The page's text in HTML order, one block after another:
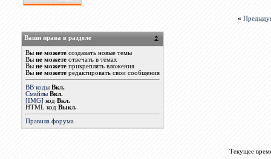
«
Ваши права в разделе
Вы не можетесоздавать новые темы
Вы не можетеотвечать в темах
Вы не можетеприкреплять вложения
Вы не можетередактировать свои сообщения
BB коды Вкл.
Смайлы Вкл.
[IMG] код Вкл.
HTML код Выкл.
Правила форума
Текущее